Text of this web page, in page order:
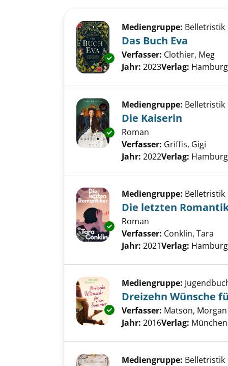
Exemplar-Details von Das Buch
Mediengruppe: Belletristik
Das Buch Eva
Verfasser: Clothier, Meg
Jahr: 2023Verlag:
Exemplar-Details von Die
Mediengruppe: Belletristik
Die Kaiserin
Roman
Verfasser: Griffis, Gigi
Jahr: 2022Verlag:
Exemplar-Details von Die
Mediengruppe: Belletristik
Die letzten
Roman
Verfasser: Conklin, Tara
Jahr: 2021Verlag:
Exemplar-Details von
Mediengruppe:
Dreizehn Wünsche
Verfasser: Matson, Morgan
Jahr: 2016Verlag:
Mediengruppe: Belletristik